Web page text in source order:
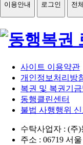
이용안내 로그인 전
사이트 이용약관
개인정보처리방
복권 및 복권기금
동행클린센터
불법 사행행위 신
수탁사업자 : (주)
주소 : 06719 서